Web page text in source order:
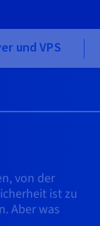
und VPS
von der
ist zu
Aber was